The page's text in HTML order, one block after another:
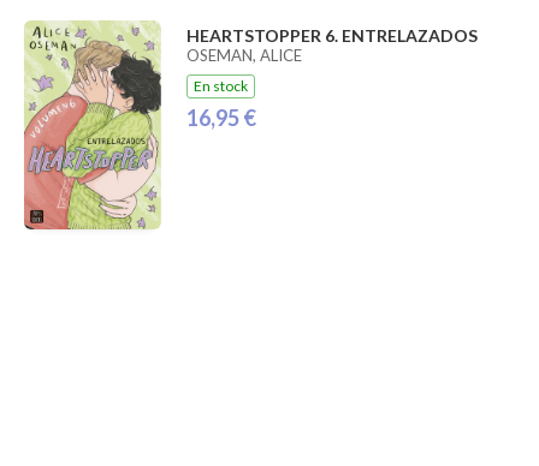
HEARTSTOPPER 6. ENTRELAZADOS
OSEMAN, ALICE
En stock
16,95 €